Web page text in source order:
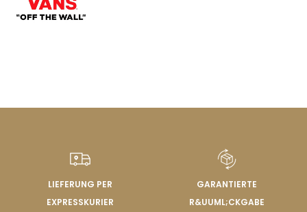
LIEFERUNG PER
EXPRESSKURIER
GARANTIERTE
R&UUML;CKGABE